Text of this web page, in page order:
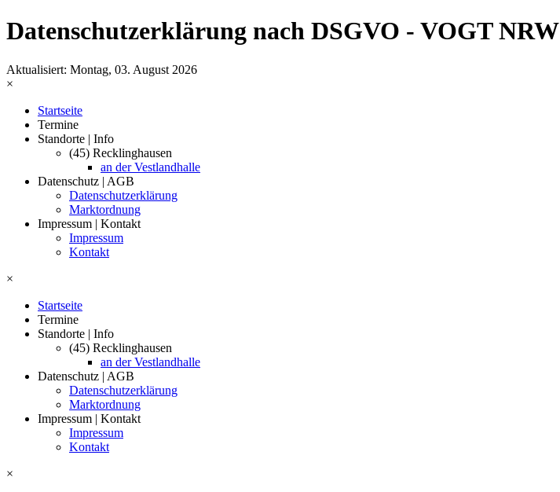
Datenschutzerklärung nach DSGVO - VOGT NRW
Aktualisiert: Montag, 03. August 2026
×
Startseite
Termine
Standorte | Info
(45) Recklinghausen
an der Vestlandhalle
Datenschutz | AGB
Datenschutzerklärung
Marktordnung
Impressum | Kontakt
Impressum
Kontakt
×
Startseite
Termine
Standorte | Info
(45) Recklinghausen
an der Vestlandhalle
Datenschutz | AGB
Datenschutzerklärung
Marktordnung
Impressum | Kontakt
Impressum
Kontakt
×